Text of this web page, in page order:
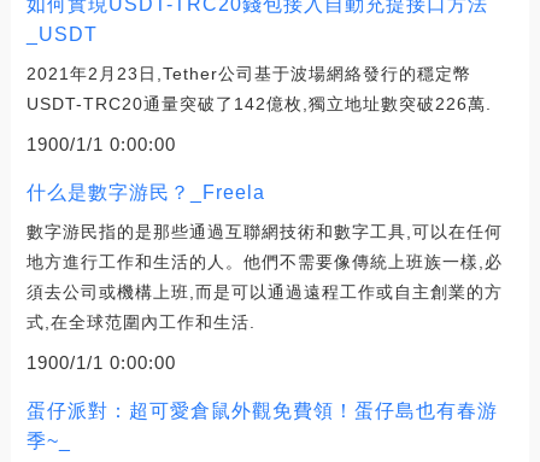
如何實現USDT-TRC20錢包接入自動充提接口方法
_USDT
2021年2月23日,Tether公司基于波場網絡發行的穩定幣
USDT-TRC20通量突破了142億枚,獨立地址數突破226萬.
1900/1/1 0:00:00
什么是數字游民？_Freela
數字游民指的是那些通過互聯網技術和數字工具,可以在任何
地方進行工作和生活的人。他們不需要像傳統上班族一樣,必
須去公司或機構上班,而是可以通過遠程工作或自主創業的方
式,在全球范圍內工作和生活.
1900/1/1 0:00:00
蛋仔派對：超可愛倉鼠外觀免費領！蛋仔島也有春游
季~_